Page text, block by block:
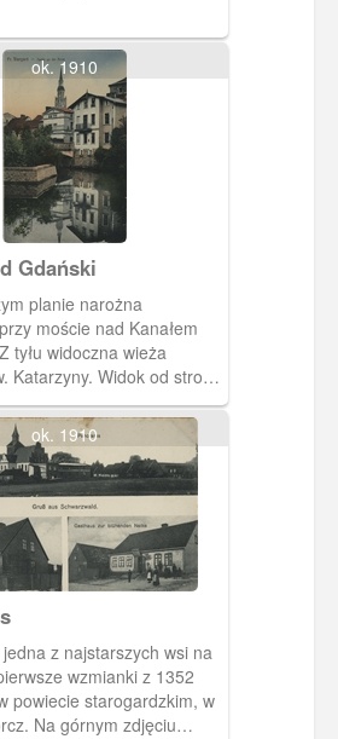
ok. 1910
Gdański
planie narożna
moście nad Kanałem
tyłu widoczna wieża
Katarzyny. Widok od strony
ok. 1910
z najstarszych wsi na
wzmianki z 1352
powiecie starogardzkim, w
Na górnym zdjęciu